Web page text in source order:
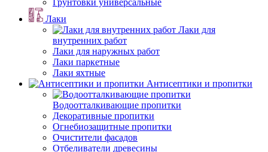
Грунтовки универсальные
Лаки
Лаки для
внутренних работ
Лаки для наружных работ
Лаки паркетные
Лаки яхтные
Антисептики и пропитки
Водоотталкивающие пропитки
Декоративные пропитки
Огнебиозащитные пропитки
Очистители фасадов
Отбеливатели древесины